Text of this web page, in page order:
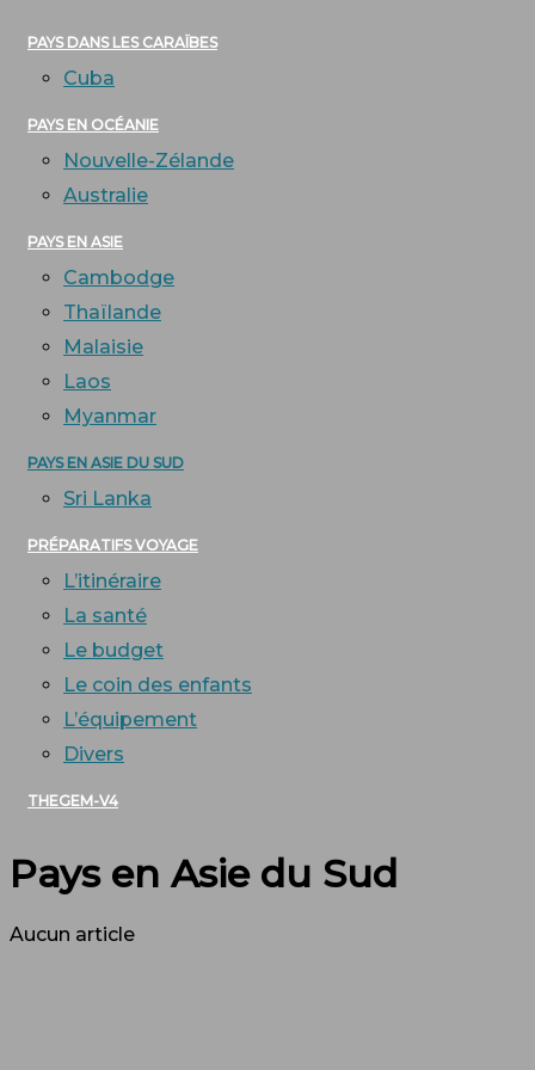
PAYS DANS LES CARAÏBES
Cuba
PAYS EN OCÉANIE
Nouvelle-Zélande
Australie
PAYS EN ASIE
Cambodge
Thaïlande
Malaisie
Laos
Myanmar
PAYS EN ASIE DU SUD
Sri Lanka
PRÉPARATIFS VOYAGE
L’itinéraire
La santé
Le budget
Le coin des enfants
L’équipement
Divers
THEGEM-V4
Pays en Asie du Sud
Aucun article